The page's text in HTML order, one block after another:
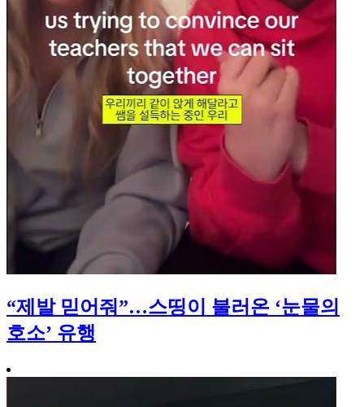
“제발 믿어줘”…스띵이 불러온 ‘눈물의
호소’ 유행